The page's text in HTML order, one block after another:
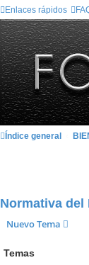
Enlaces rápidos
Índice general
Normativa del
Nuevo Tema
Temas